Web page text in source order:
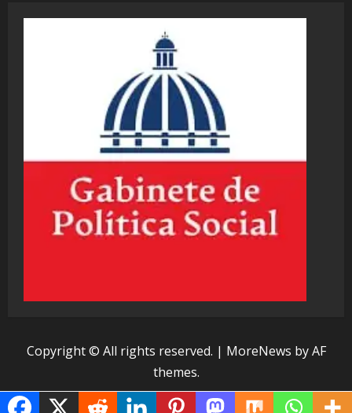
Copyright © All rights reserved. | MoreNews by AF
themes.